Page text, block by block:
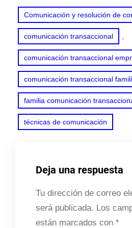
Comunicación y resolución de
comunicación transaccional ,
comunicación transaccional
comunicación transaccional
familia comunicación
técnicas de comunicación
Deja una respuesta
Tu dirección de correo
será publicada. Los
están marcados con *